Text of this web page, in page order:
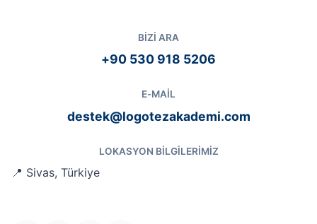
BIZI ARA
+90 530 918 5206
E-MAIL
destek@logotezakademi.com
LOKASYON BILGILERIMIZ
📍 Sivas, Türkiye